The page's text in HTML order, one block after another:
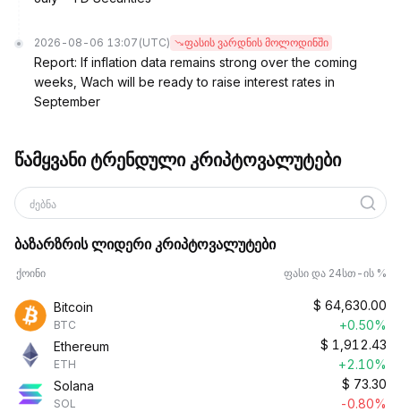
2026-08-06 13:07 (UTC) ფასის ვარდნის მოლოდინში
Report: If inflation data remains strong over the coming
weeks, Wach will be ready to raise interest rates in
September
წამყვანი ტრენდული კრიპტოვალუტები
ძებნა
ბაზარზრის ლიდერი კრიპტოვალუტები
ქოინი ფასი და 24სთ-ის %
Bitcoin
BTC
$ 64,630.00
+0.50%
Ethereum
ETH
$ 1,912.43
+2.10%
Solana
SOL
$ 73.30
-0.80%